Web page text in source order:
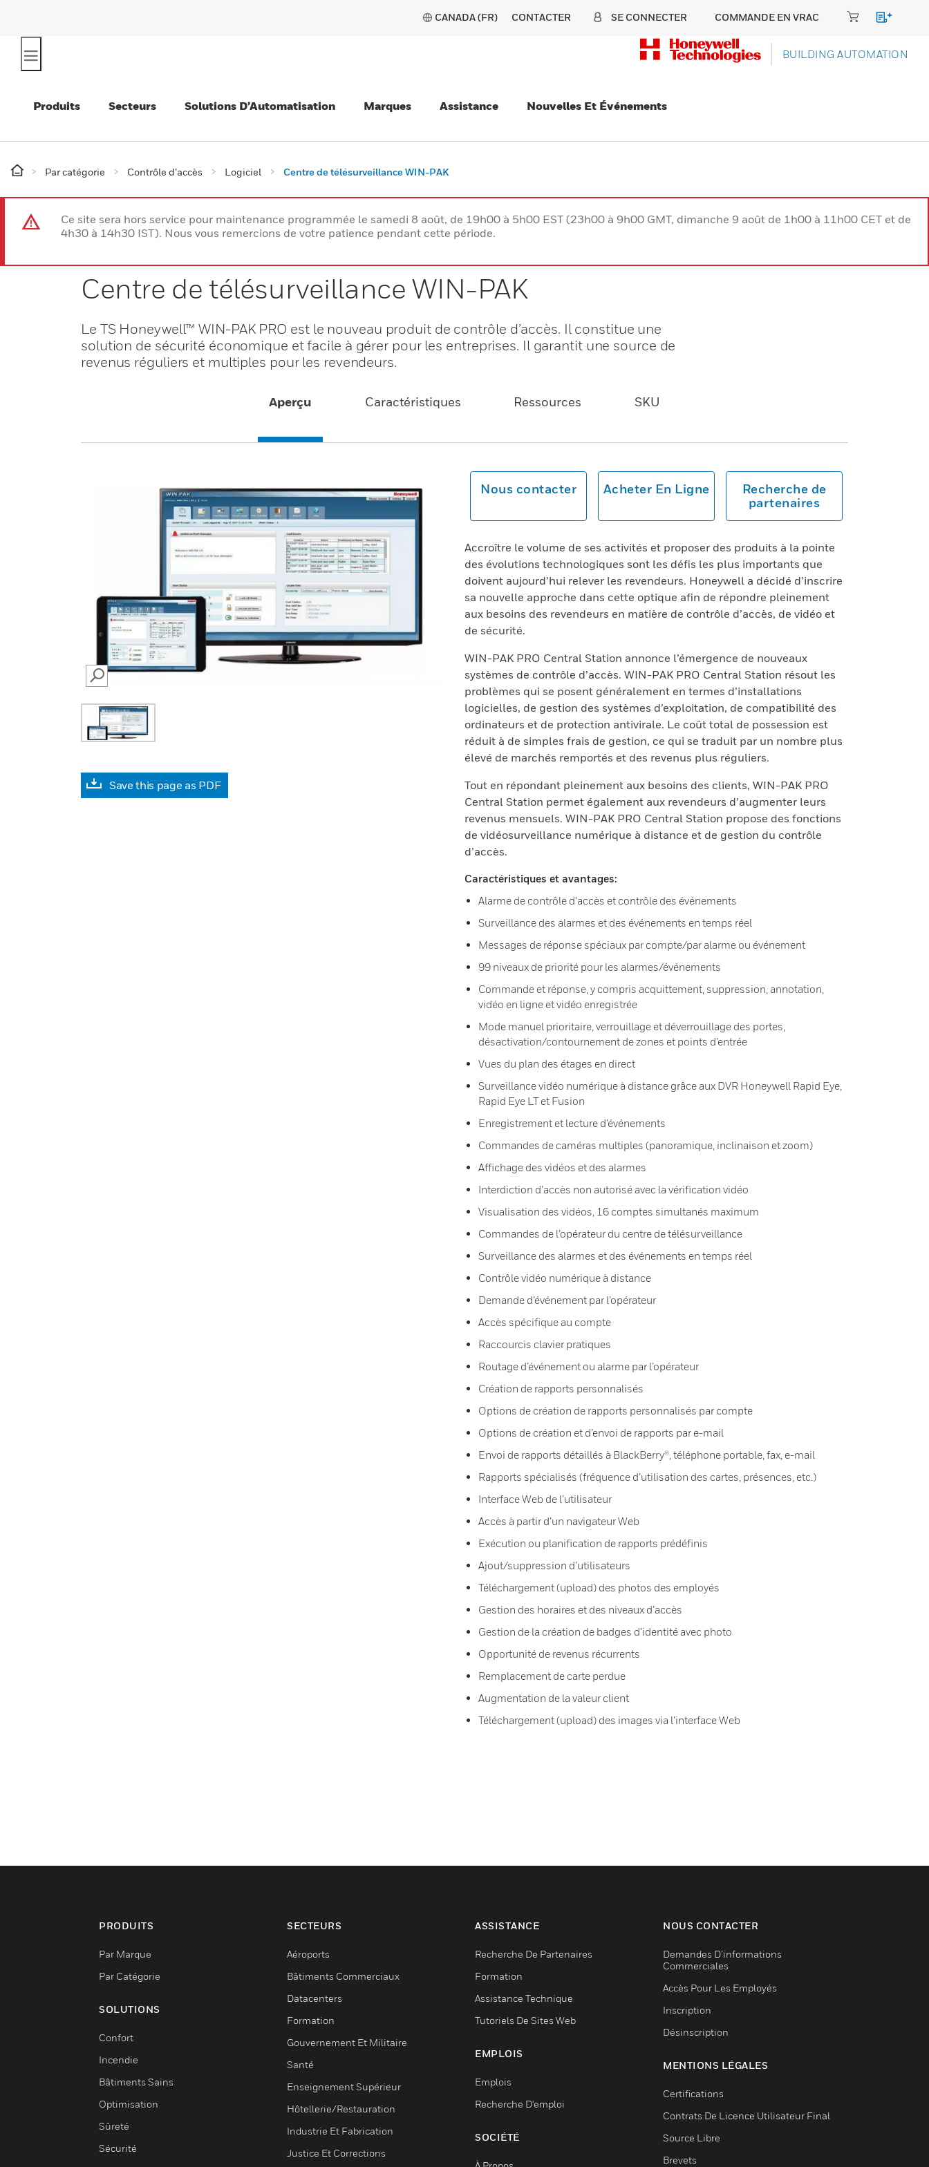
CANADA (FR) CONTACTER SE CONNECTER COMMANDE EN VRAC
BUILDING AUTOMATION
Produits Secteurs Solutions D’Automatisation Marques Assistance Nouvelles Et Événements
Par catégorie Contrôle d’accès Logiciel Centre de télésurveillance WIN-PAK
Ce site sera hors service pour maintenance programmée le samedi 8 août, de 19h00 à 5h00 EST (23h00 à 9h00 GMT, dimanche 9 août de 1h00 à 11h00 CET et de
4h30 à 14h30 IST). Nous vous remercions de votre patience pendant cette période.
Centre de télésurveillance WIN-PAK
Le TS Honeywell™ WIN-PAK PRO est le nouveau produit de contrôle d’accès. Il constitue une
solution de sécurité économique et facile à gérer pour les entreprises. Il garantit une source de
revenus réguliers et multiples pour les revendeurs.
Aperçu Caractéristiques Ressources SKU
SEARCH
Save this page as PDF
Nous contacter Acheter En Ligne
Recherche de
partenaires
Accroître le volume de ses activités et proposer des produits à la pointe
des évolutions technologiques sont les défis les plus importants que
doivent aujourd’hui relever les revendeurs. Honeywell a décidé d’inscrire
sa nouvelle approche dans cette optique afin de répondre pleinement
aux besoins des revendeurs en matière de contrôle d’accès, de vidéo et
de sécurité.
WIN-PAK PRO Central Station annonce l’émergence de nouveaux
systèmes de contrôle d’accès. WIN-PAK PRO Central Station résout les
problèmes qui se posent généralement en termes d’installations
logicielles, de gestion des systèmes d’exploitation, de compatibilité des
ordinateurs et de protection antivirale. Le coût total de possession est
réduit à de simples frais de gestion, ce qui se traduit par un nombre plus
élevé de marchés remportés et des revenus plus réguliers.
Tout en répondant pleinement aux besoins des clients, WIN-PAK PRO
Central Station permet également aux revendeurs d’augmenter leurs
revenus mensuels. WIN-PAK PRO Central Station propose des fonctions
de vidéosurveillance numérique à distance et de gestion du contrôle
d’accès.
Caractéristiques et avantages:
Alarme de contrôle d’accès et contrôle des événements
Surveillance des alarmes et des événements en temps réel
Messages de réponse spéciaux par compte/par alarme ou événement
99 niveaux de priorité pour les alarmes/événements
Commande et réponse, y compris acquittement, suppression, annotation,
vidéo en ligne et vidéo enregistrée
Mode manuel prioritaire, verrouillage et déverrouillage des portes,
désactivation/contournement de zones et points d’entrée
Vues du plan des étages en direct
Surveillance vidéo numérique à distance grâce aux DVR Honeywell Rapid Eye,
Rapid Eye LT et Fusion
Enregistrement et lecture d’événements
Commandes de caméras multiples (panoramique, inclinaison et zoom)
Affichage des vidéos et des alarmes
Interdiction d’accès non autorisé avec la vérification vidéo
Visualisation des vidéos, 16 comptes simultanés maximum
Commandes de l’opérateur du centre de télésurveillance
Surveillance des alarmes et des événements en temps réel
Contrôle vidéo numérique à distance
Demande d’événement par l’opérateur
Accès spécifique au compte
Raccourcis clavier pratiques
Routage d’événement ou alarme par l’opérateur
Création de rapports personnalisés
Options de création de rapports personnalisés par compte
Options de création et d’envoi de rapports par e-mail
Envoi de rapports détaillés à BlackBerry®, téléphone portable, fax, e-mail
Rapports spécialisés (fréquence d’utilisation des cartes, présences, etc.)
Interface Web de l’utilisateur
Accès à partir d’un navigateur Web
Exécution ou planification de rapports prédéfinis
Ajout/suppression d’utilisateurs
Téléchargement (upload) des photos des employés
Gestion des horaires et des niveaux d’accès
Gestion de la création de badges d’identité avec photo
Opportunité de revenus récurrents
Remplacement de carte perdue
Augmentation de la valeur client
Téléchargement (upload) des images via l’interface Web
PRODUITS
Par Marque
Par Catégorie
SOLUTIONS
Confort
Incendie
Bâtiments Sains
Optimisation
Sûreté
Sécurité
SECTEURS
Aéroports
Bâtiments Commerciaux
Datacenters
Formation
Gouvernement Et Militaire
Santé
Enseignement Supérieur
Hôtellerie/Restauration
Industrie Et Fabrication
Justice Et Corrections
ASSISTANCE
Recherche De Partenaires
Formation
Assistance Technique
Tutoriels De Sites Web
EMPLOIS
Emplois
Recherche D'emploi
SOCIÉTÉ
NOUS CONTACTER
Demandes D’informations
Commerciales
Accès Pour Les Employés
Inscription
Désinscription
MENTIONS LÉGALES
Certifications
Contrats De Licence Utilisateur Final
Source Libre
Brevets